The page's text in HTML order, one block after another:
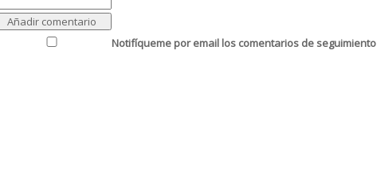
Notifíqueme por email los comentarios de seguimiento